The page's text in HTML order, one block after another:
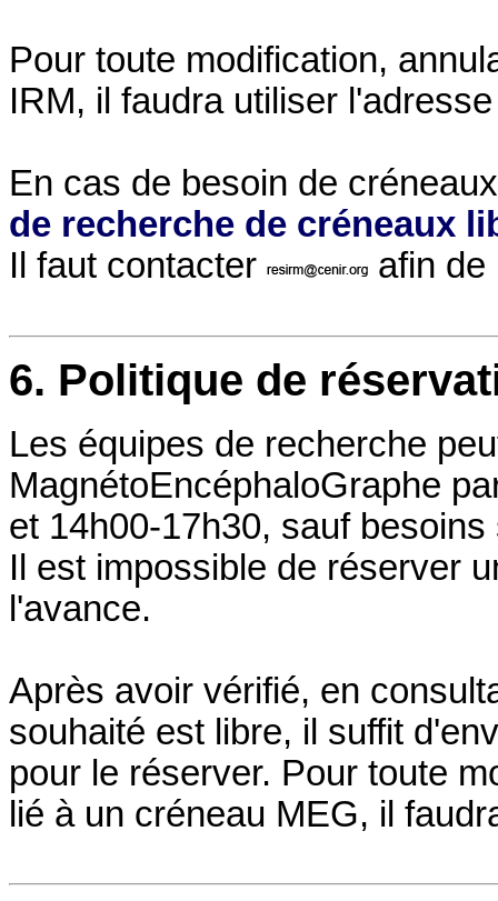
Pour toute modification,
IRM, il faudra utiliser
En cas de besoin de
de recherche de créneaux
Il faut contacter
afin de
6. Politique de
Les équipes de recherche
MagnétoEncéphaloGraphe
et 14h00-17h30, sauf
Il est impossible de réserver
l'avance.
Après avoir vérifié, en
souhaité est libre, il suffit
pour le réserver. Pour toute
lié à un créneau MEG, il